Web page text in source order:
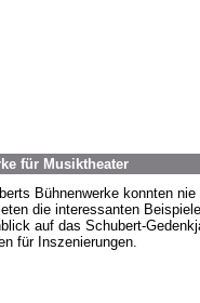
für Musiktheater
Bühnenwerke konnten
die interessanten
auf das Schubert-
für Inszenierungen.